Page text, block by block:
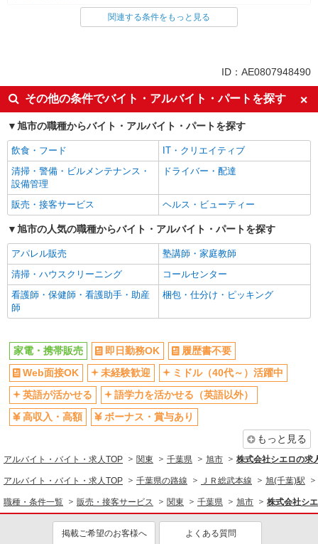
同じ雇用形態から旭(千葉)駅の求人を探す
即日勤務OK
履歴書不要
Web面接OK
未経験歓迎
ミドル（40代～）活躍中
英語が活かせる
語学力を活かせる（英語以外）
高収入・高額
ボーナス・賞与あり
昇給あり
日払い
週払い
10時～勤務OK
髪型・髪色自由
ネイルOK
ピアスOK
車通勤OK
バイク通勤OK
交通費支給
社会保険あり
入社祝い金あり
各種手当（家族・役職・インセン
同じ職種から求人を探す
販売・接客サービス
家電・携帯販売
同じ特徴から求人を探す
ミドル（40代～）活躍中
交通費支給
社会保険あり
社員登用あり
関連する条件をもっと見る
ID：AE0807948490
その他の条件でバイト・アルバイト・パートを探す
旭市の職種からバイト・アルバイト・パートを探す
飲食・フード
IT・クリエイティブ
清掃・警備・ビルメンテナンス・
設備管理
ドライバー・配達
販売・接客サービス ヘルス・ビューティー
旭市の人気の職種からバイト・アルバイト・パートを探す
アパレル販売
塾講師・家庭教師
清掃・ハウスクリーニング
コールセンター
看護師・保健師・看護助手・助産
師
梱包・仕分け・ピッキング
家電・携帯販売 即日勤務OK
履歴書不要
Web面接OK
未経験歓迎
ミドル（40代～）活躍中
英語が活かせる
語学力を活かせる（英語以外）
高収入・高額
ボーナス・賞与あり
もっと見る
アルバイト・バイト・求人TOP 関東 千葉県 旭市 株式会社シエロの求
アルバイト・バイト・求人TOP 千葉県の路線 ＪＲ総武本線 旭(千葉)駅
職種・条件一覧 販売・接客サービス 関東 千葉県 旭市 株式会社シ
掲載ご希望のお客様へ よくある質問